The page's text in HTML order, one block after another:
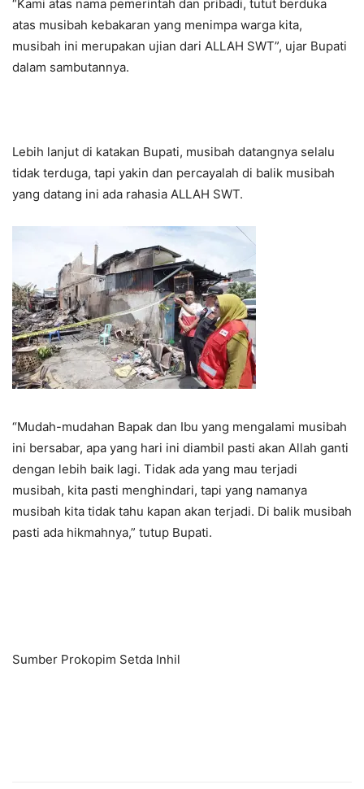
“Kami atas nama pemerintah dan pribadi, tutut berduka
atas musibah kebakaran yang menimpa warga kita,
musibah ini merupakan ujian dari ALLAH SWT”, ujar Bupati
dalam sambutannya.
Lebih lanjut di katakan Bupati, musibah datangnya selalu
tidak terduga, tapi yakin dan percayalah di balik musibah
yang datang ini ada rahasia ALLAH SWT.
“Mudah-mudahan Bapak dan Ibu yang mengalami musibah
ini bersabar, apa yang hari ini diambil pasti akan Allah ganti
dengan lebih baik lagi. Tidak ada yang mau terjadi
musibah, kita pasti menghindari, tapi yang namanya
musibah kita tidak tahu kapan akan terjadi. Di balik musibah
pasti ada hikmahnya,” tutup Bupati.
Sumber Prokopim Setda Inhil